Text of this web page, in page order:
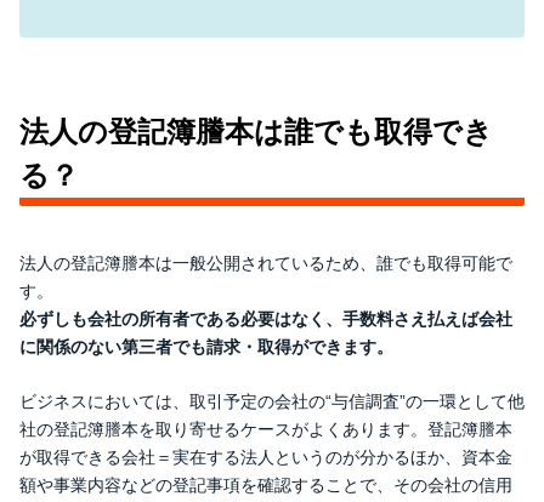
法人の登記簿謄本は誰でも取得でき
る？
法人の登記簿謄本は一般公開されているため、誰でも取得可能で
す。
必ずしも会社の所有者である必要はなく、手数料さえ払えば会社
に関係のない第三者でも請求・取得ができます。
ビジネスにおいては、取引予定の会社の“与信調査”の一環として他
社の登記簿謄本を取り寄せるケースがよくあります。登記簿謄本
が取得できる会社＝実在する法人というのが分かるほか、資本金
額や事業内容などの登記事項を確認することで、その会社の信用